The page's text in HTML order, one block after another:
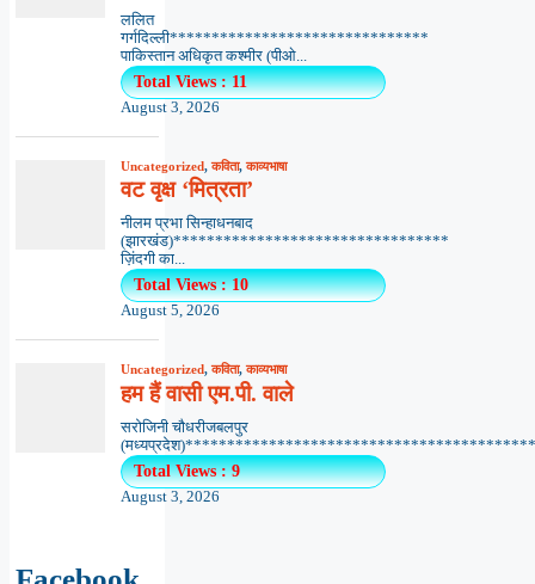
ललित
गर्गदिल्ली*******************************
पाकिस्तान अधिकृत कश्मीर (पीओ...
Total Views : 11
August 3, 2026
Uncategorized,कविता,काव्यभाषा
वट वृक्ष ‘मित्रता’
नीलम प्रभा सिन्हाधनबाद
(झारखंड)*********************************
ज़िंदगी का...
Total Views : 10
August 5, 2026
Uncategorized,कविता,काव्यभाषा
हम हैं वासी एम.पी. वाले
सरोजिनी चौधरीजबलपुर
Total Views : 9
August 3, 2026